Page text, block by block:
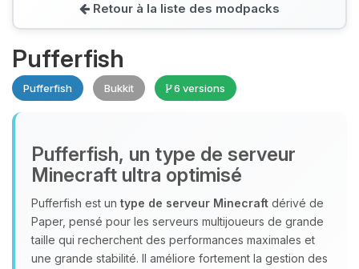
Retour à la liste des modpacks
Pufferfish
Pufferfish Bukkit 6 versions
Pufferfish, un type de serveur
Minecraft ultra optimisé
Pufferfish est un type de serveur Minecraft dérivé de
Paper, pensé pour les serveurs multijoueurs de grande
taille qui recherchent des performances maximales et
une grande stabilité. Il améliore fortement la gestion des
Youpi, enfin quelqu’un pour me
parler ! Moi c’est Choupy, ton petit
assistant BoxToPlay. Dis-moi ce dont
tu as besoin et je vais remuer mes
petits circuits pour t’aider.